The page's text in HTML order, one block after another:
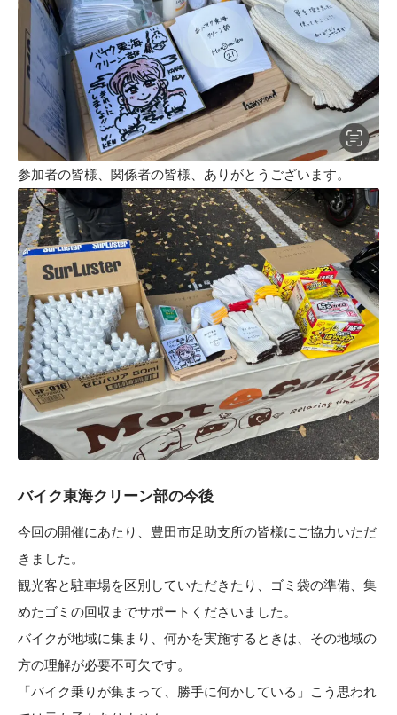
参加者の皆様、関係者の皆様、ありがとうございます。
バイク東海クリーン部の今後
今回の開催にあたり、豊田市足助支所の皆様にご協力いただ
きました。
観光客と駐車場を区別していただきたり、ゴミ袋の準備、集
めたゴミの回収までサポートくださいました。
バイクが地域に集まり、何かを実施するときは、その地域の
方の理解が必要不可欠です。
「バイク乗りが集まって、勝手に何かしている」こう思われ